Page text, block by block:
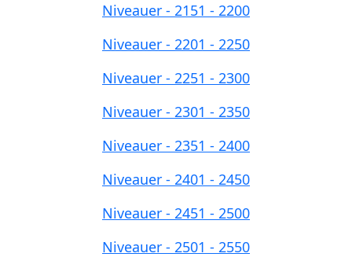
Niveauer - 2151 - 2200
Niveauer - 2201 - 2250
Niveauer - 2251 - 2300
Niveauer - 2301 - 2350
Niveauer - 2351 - 2400
Niveauer - 2401 - 2450
Niveauer - 2451 - 2500
Niveauer - 2501 - 2550